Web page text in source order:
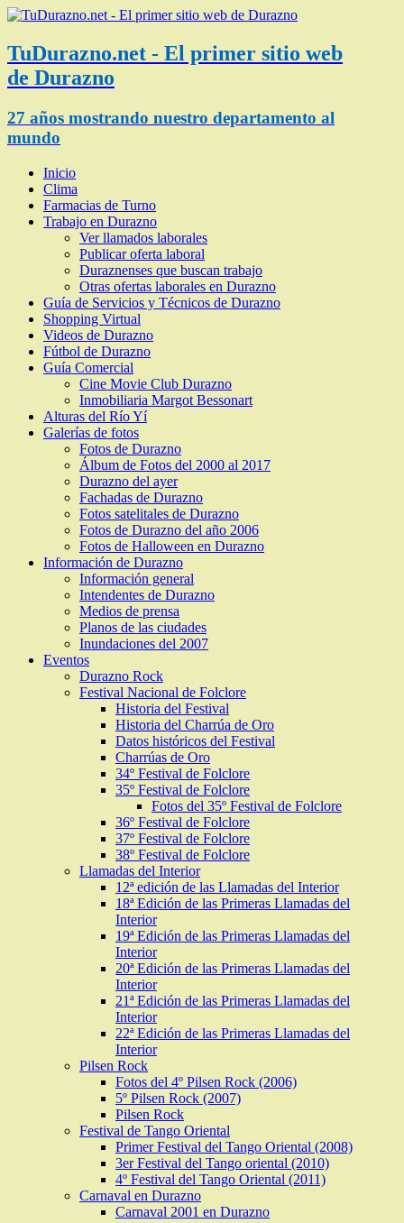
TuDurazno.net - El primer sitio web
de Durazno
27 años mostrando nuestro departamento al
mundo
Inicio
Clima
Farmacias de Turno
Trabajo en Durazno
Ver llamados laborales
Publicar oferta laboral
Duraznenses que buscan trabajo
Otras ofertas laborales en Durazno
Guía de Servicios y Técnicos de Durazno
Shopping Virtual
Videos de Durazno
Fútbol de Durazno
Guía Comercial
Cine Movie Club Durazno
Inmobiliaria Margot Bessonart
Alturas del Río Yí
Galerías de fotos
Fotos de Durazno
Álbum de Fotos del 2000 al 2017
Durazno del ayer
Fachadas de Durazno
Fotos satelitales de Durazno
Fotos de Durazno del año 2006
Fotos de Halloween en Durazno
Información de Durazno
Información general
Intendentes de Durazno
Medios de prensa
Planos de las ciudades
Inundaciones del 2007
Eventos
Durazno Rock
Festival Nacional de Folclore
Historia del Festival
Historia del Charrúa de Oro
Datos históricos del Festival
Charrúas de Oro
34º Festival de Folclore
35º Festival de Folclore
Fotos del 35º Festival de Folclore
36º Festival de Folclore
37º Festival de Folclore
38º Festival de Folclore
Llamadas del Interior
12ª edición de las Llamadas del Interior
18ª Edición de las Primeras Llamadas del
Interior
19ª Edición de las Primeras Llamadas del
Interior
20ª Edición de las Primeras Llamadas del
Interior
21ª Edición de las Primeras Llamadas del
Interior
22ª Edición de las Primeras Llamadas del
Interior
Pilsen Rock
Fotos del 4º Pilsen Rock (2006)
5º Pilsen Rock (2007)
Pilsen Rock
Festival de Tango Oriental
Primer Festival del Tango Oriental (2008)
3er Festival del Tango oriental (2010)
4º Festival del Tango Oriental (2011)
Carnaval en Durazno
Carnaval 2001 en Durazno